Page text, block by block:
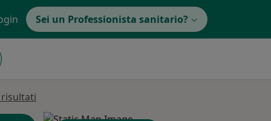
Sei un Professionista sanitario?